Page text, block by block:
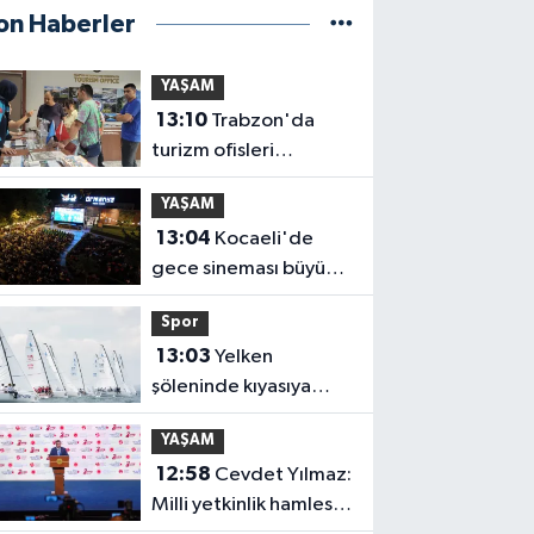
Haberler
YAŞAM
13:10
turizm ofisleri
turistlerin rehberi
oluyor
YAŞAM
13:04
gece sineması büyük
ilgi görüyor
Spor
13:03 Yelken
şöleninde kıyasıya
mücadele başlıyor
YAŞAM
12:58
Milli yetkinlik hamlesi